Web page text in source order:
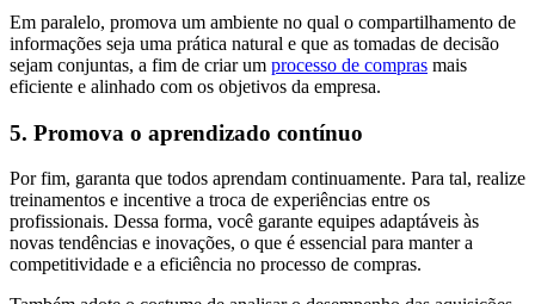
Em paralelo, promova um ambiente no qual o compartilhamento de
informações seja uma prática natural e que as tomadas de decisão
sejam conjuntas, a fim de criar um processo de compras mais
eficiente e alinhado com os objetivos da empresa.
5. Promova o aprendizado contínuo
Por fim, garanta que todos aprendam continuamente. Para tal, realize
treinamentos e incentive a troca de experiências entre os
profissionais. Dessa forma, você garante equipes adaptáveis às
novas tendências e inovações, o que é essencial para manter a
competitividade e a eficiência no processo de compras.